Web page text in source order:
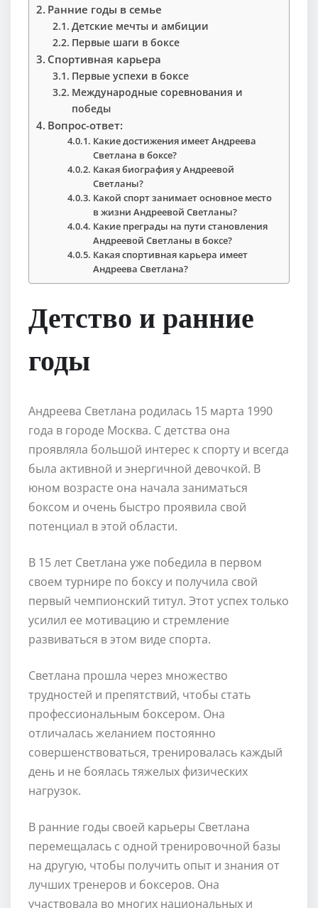
Ранние годы в семье
Детские мечты и амбиции
Первые шаги в боксе
Спортивная карьера
Первые успехи в боксе
Международные соревнования и
победы
Вопрос-ответ:
Какие достижения имеет Андреева
Светлана в боксе?
Какая биография у Андреевой
Светланы?
Какой спорт занимает основное место
в жизни Андреевой Светланы?
Какие преграды на пути становления
Андреевой Светланы в боксе?
Какая спортивная карьера имеет
Андреева Светлана?
Детство и ранние
годы
Андреева Светлана родилась 15 марта 1990
года в городе Москва. С детства она
проявляла большой интерес к спорту и всегда
была активной и энергичной девочкой. В
юном возрасте она начала заниматься
боксом и очень быстро проявила свой
потенциал в этой области.
В 15 лет Светлана уже победила в первом
своем турнире по боксу и получила свой
первый чемпионский титул. Этот успех только
усилил ее мотивацию и стремление
развиваться в этом виде спорта.
Светлана прошла через множество
трудностей и препятствий, чтобы стать
профессиональным боксером. Она
отличалась желанием постоянно
совершенствоваться, тренировалась каждый
день и не боялась тяжелых физических
нагрузок.
В ранние годы своей карьеры Светлана
перемещалась с одной тренировочной базы
на другую, чтобы получить опыт и знания от
лучших тренеров и боксеров. Она
участвовала во многих национальных и